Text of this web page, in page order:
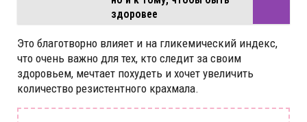
здоровее
Это благотворно влияет и на гликемический индекс,
что очень важно для тех, кто следит за своим
здоровьем, мечтает похудеть и хочет увеличить
количество резистентного крахмала.